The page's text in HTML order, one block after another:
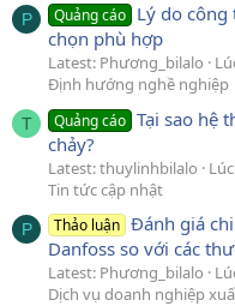
P Quảng cáo Lý do công
chọn phù hợp
Latest: Phương_bilalo
Định hướng nghề nghiệp
T Quảng cáo Tại sao hệ
chảy?
Latest: thuylinhbilalo
Tin tức cập nhật
P Thảo luận Đánh giá
Danfoss so với các
Latest: Phương_bilalo
Dịch vụ doanh nghiệp